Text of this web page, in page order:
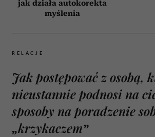
jak działa autokorekta
myślenia
RELACJE
Jak postępować z osobą,
nieustannie podnosi na
sposoby na poradzenie
„krzykaczem”